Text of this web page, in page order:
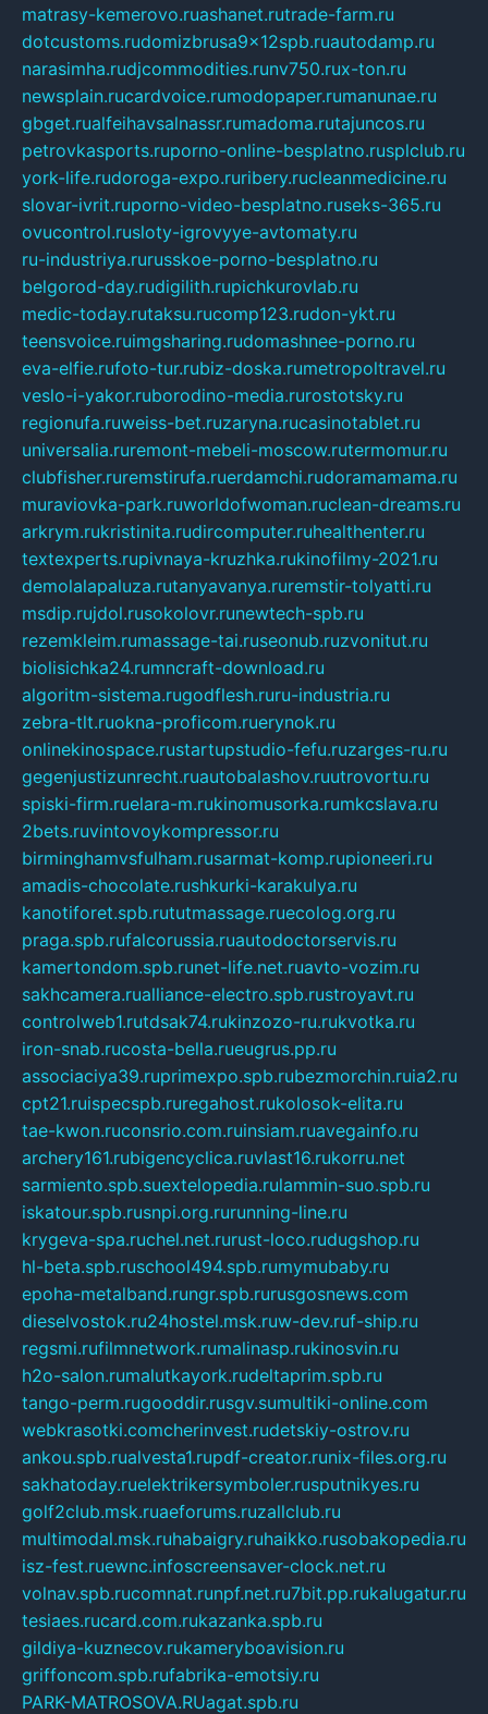
matrasy-kemerovo.ruashanet.rutrade-farm.ru
dotcustoms.rudomizbrusa9x12spb.ruautodamp.ru
narasimha.rudjcommodities.runv750.rux-ton.ru
newsplain.rucardvoice.rumodopaper.rumanunae.ru
gbget.rualfeihavsalnassr.rumadoma.rutajuncos.ru
petrovkasports.ruporno-online-besplatno.rusplclub.ru
york-life.rudoroga-expo.ruribery.rucleanmedicine.ru
slovar-ivrit.ruporno-video-besplatno.ruseks-365.ru
ovucontrol.rusloty-igrovyye-avtomaty.ru
ru-industriya.rurusskoe-porno-besplatno.ru
belgorod-day.rudigilith.rupichkurovlab.ru
medic-today.rutaksu.rucomp123.rudon-ykt.ru
teensvoice.ruimgsharing.rudomashnee-porno.ru
eva-elfie.rufoto-tur.rubiz-doska.rumetropoltravel.ru
veslo-i-yakor.ruborodino-media.rurostotsky.ru
regionufa.ruweiss-bet.ruzaryna.rucasinotablet.ru
universalia.ruremont-mebeli-moscow.rutermomur.ru
clubfisher.ruremstirufa.ruerdamchi.rudoramamama.ru
muraviovka-park.ruworldofwoman.ruclean-dreams.ru
arkrym.rukristinita.rudircomputer.ruhealthenter.ru
textexperts.rupivnaya-kruzhka.rukinofilmy-2021.ru
demolalapaluza.rutanyavanya.ruremstir-tolyatti.ru
msdip.rujdol.rusokolovr.runewtech-spb.ru
rezemkleim.rumassage-tai.ruseonub.ruzvonitut.ru
biolisichka24.rumncraft-download.ru
algoritm-sistema.rugodflesh.ruru-industria.ru
zebra-tlt.ruokna-proficom.ruerynok.ru
onlinekinospace.rustartupstudio-fefu.ruzarges-ru.ru
gegenjustizunrecht.ruautobalashov.ruutrovortu.ru
spiski-firm.ruelara-m.rukinomusorka.rumkcslava.ru
2bets.ruvintovoykompressor.ru
birminghamvsfulham.rusarmat-komp.rupioneeri.ru
amadis-chocolate.rushkurki-karakulya.ru
kanotiforet.spb.rututmassage.ruecolog.org.ru
praga.spb.rufalcorussia.ruautodoctorservis.ru
kamertondom.spb.runet-life.net.ruavto-vozim.ru
sakhcamera.rualliance-electro.spb.rustroyavt.ru
controlweb1.rutdsak74.rukinzozo-ru.rukvotka.ru
iron-snab.rucosta-bella.rueugrus.pp.ru
associaciya39.ruprimexpo.spb.rubezmorchin.ruia2.ru
cpt21.ruispecspb.ruregahost.rukolosok-elita.ru
tae-kwon.ruconsrio.com.ruinsiam.ruavegainfo.ru
archery161.rubigencyclica.ruvlast16.rukorru.net
sarmiento.spb.suextelopedia.rulammin-suo.spb.ru
iskatour.spb.rusnpi.org.rurunning-line.ru
krygeva-spa.ruchel.net.rurust-loco.rudugshop.ru
hl-beta.spb.ruschool494.spb.rumymubaby.ru
epoha-metalband.rungr.spb.rurusgosnews.com
dieselvostok.ru24hostel.msk.ruw-dev.ruf-ship.ru
regsmi.rufilmnetwork.rumalinasp.rukinosvin.ru
h2o-salon.rumalutkayork.rudeltaprim.spb.ru
tango-perm.rugooddir.rusgv.sumultiki-online.com
webkrasotki.comcherinvest.rudetskiy-ostrov.ru
ankou.spb.rualvesta1.rupdf-creator.runix-files.org.ru
sakhatoday.ruelektrikersymboler.rusputnikyes.ru
golf2club.msk.ruaeforums.ruzallclub.ru
multimodal.msk.ruhabaigry.ruhaikko.rusobakopedia.ru
isz-fest.ruewnc.infoscreensaver-clock.net.ru
volnav.spb.rucomnat.runpf.net.ru7bit.pp.rukalugatur.ru
tesiaes.rucard.com.rukazanka.spb.ru
gildiya-kuznecov.rukameryboavision.ru
griffoncom.spb.rufabrika-emotsiy.ru
PARK-MATROSOVA.RUagat.spb.ru